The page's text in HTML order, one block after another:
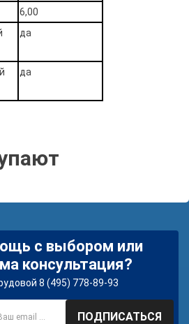
6,00
да
да
с выбором или
консультация?
8 (495) 778-89-93
ПОДПИСАТЬСЯ